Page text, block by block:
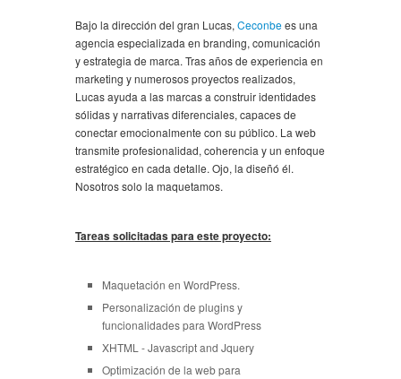
Bajo la dirección del gran Lucas, Ceconbees una
agencia especializada en branding, comunicación
y estrategia de marca. Tras años de experiencia en
marketing y numerosos proyectos realizados,
Lucas ayuda a las marcas a construir identidades
sólidas y narrativas diferenciales, capaces de
conectar emocionalmente con su público. La web
transmite profesionalidad, coherencia y un enfoque
estratégico en cada detalle. Ojo, la diseñó él.
Nosotros solo la maquetamos.
Tareas solicitadas para este proyecto:
Maquetación en WordPress.
Personalización de plugins y
funcionalidades para WordPress
XHTML - Javascript and Jquery
Optimización de la web para